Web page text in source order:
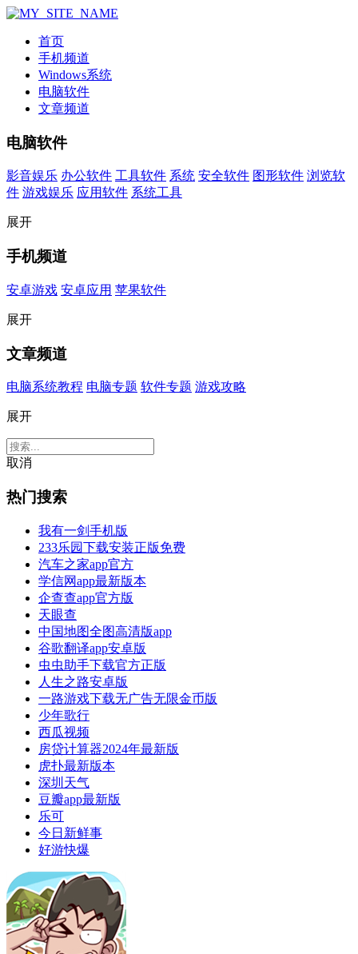
首页
手机频道
Windows系统
电脑软件
文章频道
电脑软件
影音娱乐 办公软件 工具软件 系统 安全软件 图形软件 浏览软
件 游戏娱乐 应用软件 系统工具
展开
手机频道
安卓游戏 安卓应用 苹果软件
展开
文章频道
电脑系统教程 电脑专题 软件专题 游戏攻略
展开
取消
热门搜索
我有一剑手机版
233乐园下载安装正版免费
汽车之家app官方
学信网app最新版本
企查查app官方版
天眼查
中国地图全图高清版app
谷歌翻译app安卓版
虫虫助手下载官方正版
人生之路安卓版
一路游戏下载无广告无限金币版
少年歌行
西瓜视频
房贷计算器2024年最新版
虎扑最新版本
深圳天气
豆瓣app最新版
乐可
今日新鲜事
好游快爆